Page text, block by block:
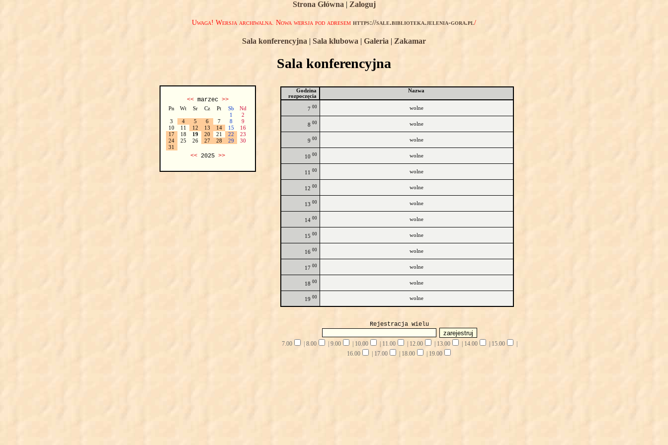
Strona Główna | Zaloguj
Uwaga! Wersja archiwalna. Nowa wersja pod adresem https://sale.biblioteka.jelenia-gora.pl/
Sala konferencyjna | Sala klubowa | Galeria | Zakamar
Sala konferencyjna
<<marzec >>
Pn Wt Sr Cz Pt Sb
Nd
1
2
3
4 5 6 7 8
9
10
11 12 13 14 15
16
17
18 19 20 21 22
23
24
25 26 27 28 29
30
31
<<2025 >>
Godzina
rozpoczęcia
Nazwa
7 00 wolne
8 00 wolne
9 00 wolne
10 00 wolne
11 00 wolne
12 00 wolne
13 00 wolne
14 00 wolne
15 00 wolne
16 00 wolne
17 00 wolne
18 00 wolne
19 00 wolne
Rejestracja wielu
7.00 8.00 9.00 10.00 11.00 12.00 13.00 14.00 15.00
16.00
17.00 18.00 19.00